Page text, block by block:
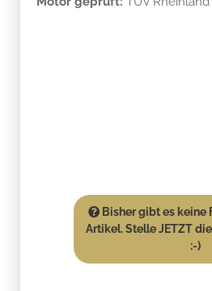
Bisher gibt es keine
Artikel. Stelle JETZT
:-)